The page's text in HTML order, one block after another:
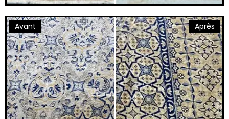
Avant Après